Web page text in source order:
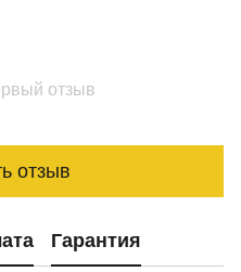
отзыв
отзыв
Гарантия